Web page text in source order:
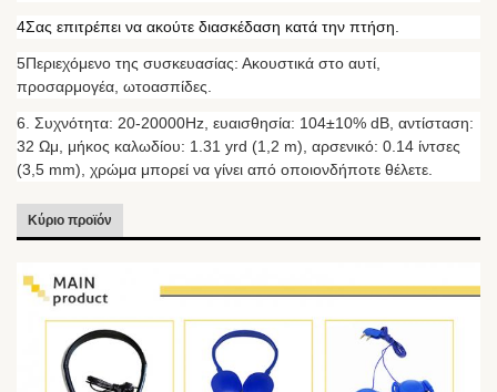
4Σας επιτρέπει να ακούτε διασκέδαση κατά την πτήση.
5Περιεχόμενο της συσκευασίας: Ακουστικά στο αυτί,
προσαρμογέα, ωτοασπίδες.
6. Συχνότητα: 20-20000Hz, ευαισθησία: 104±10% dB, αντίσταση:
32 Ωμ, μήκος καλωδίου: 1.31 yrd (1,2 m), αρσενικό: 0.14 ίντσες
(3,5 mm), χρώμα μπορεί να γίνει από οποιονδήποτε θέλετε.
Κύριο προϊόν